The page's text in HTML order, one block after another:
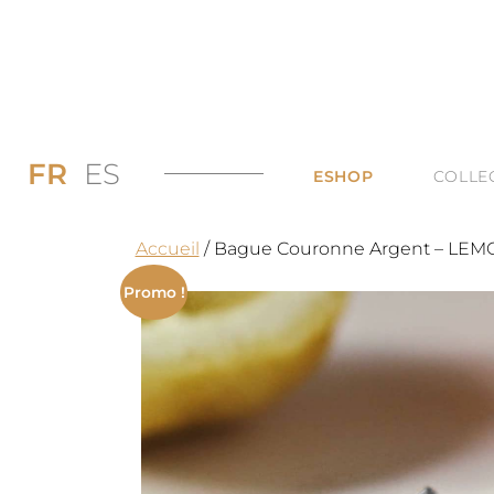
FR ES ESHOP
LES BOUCLES
LES BRACELETS
TOUTES LES
Accueil / Bague Couronne Argent –
Promo !